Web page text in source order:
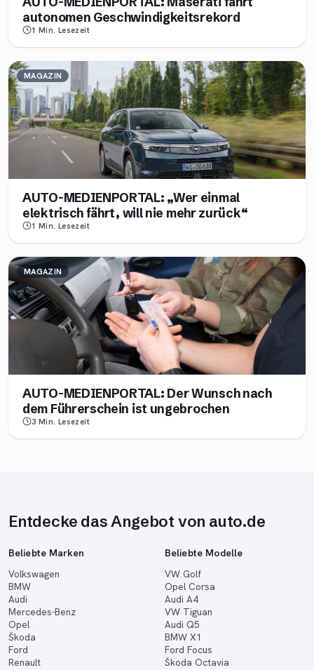
autonomen Geschwindigkeitsrekord
1 Min. Lesezeit
MAGAZIN
AUTO-MEDIENPORTAL: „Wer einmal
elektrisch fährt, will nie mehr zurück“
1 Min. Lesezeit
MAGAZIN
AUTO-MEDIENPORTAL: Der Wunsch nach
dem Führerschein ist ungebrochen
3 Min. Lesezeit
Entdecke das Angebot von auto.de
Beliebte Marken
Volkswagen
BMW
Audi
Mercedes-Benz
Opel
Škoda
Ford
Renault
Beliebte Modelle
VW Golf
Opel Corsa
Audi A4
VW Tiguan
Audi Q5
BMW X1
Ford Focus
Škoda Octavia